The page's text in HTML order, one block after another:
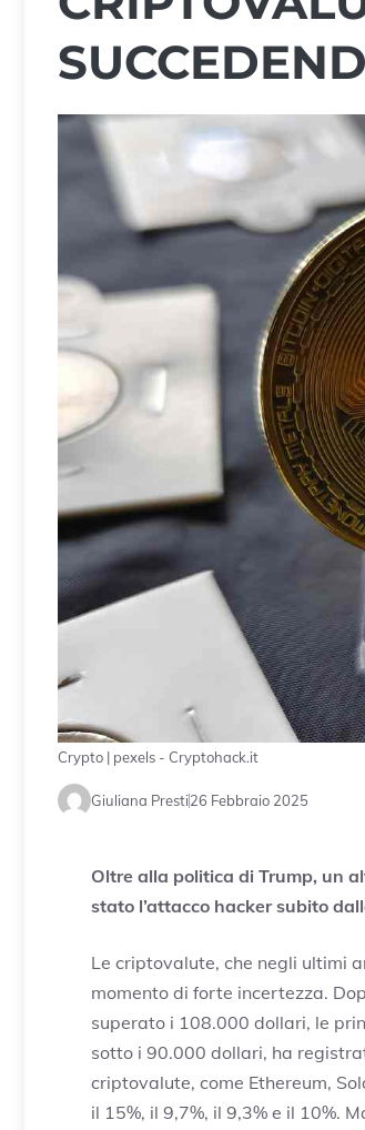
Crypto | pexels - Cryptohack.it
Giuliana Presti26 Febbraio 2025
Oltre alla politica di Trump, un
stato l’attacco hacker subito
Le criptovalute, che negli ultimi
momento di forte incertezza.
superato i 108.000 dollari, le
sotto i 90.000 dollari, ha
criptovalute, come Ethereum,
il 15%, il 9,7%, il 9,3% e il 10%.